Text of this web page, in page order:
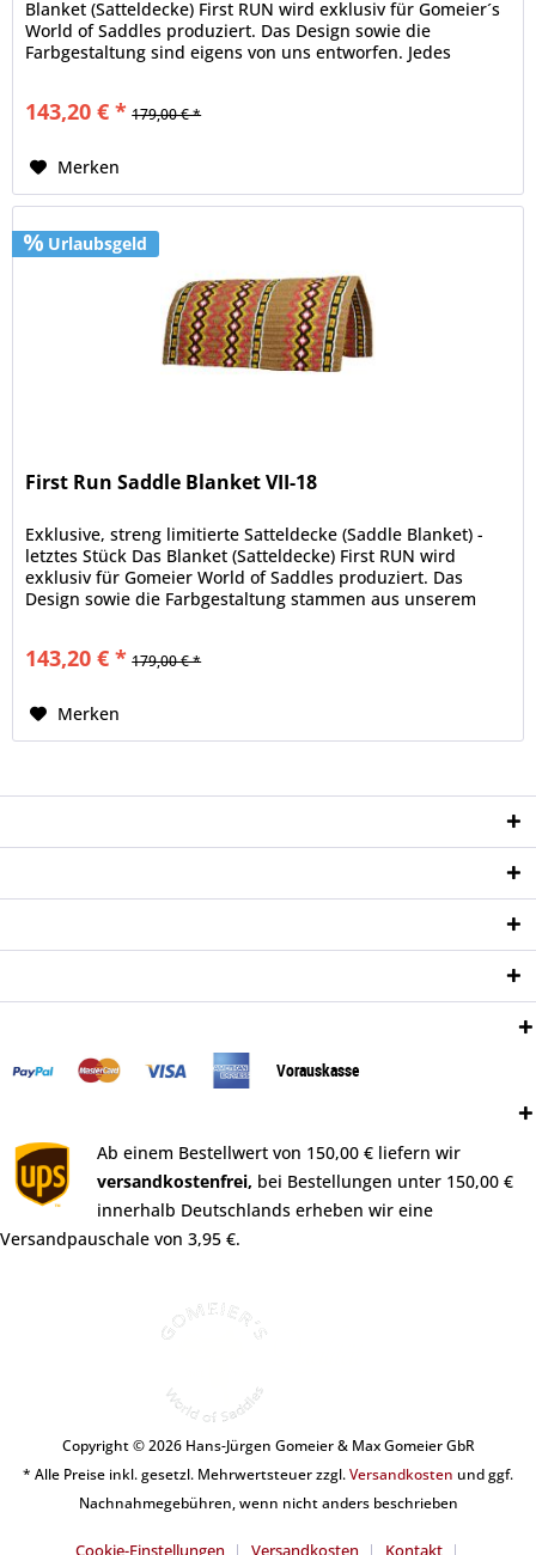
Blanket (Satteldecke) First RUN wird exklusiv für Gomeier´s
World of Saddles produziert. Das Design sowie die
Farbgestaltung sind eigens von uns entworfen. Jedes
143,20 € * 179,00 € *
Merken
Urlaubsgeld
First Run Saddle Blanket VII-18
Exklusive, streng limitierte Satteldecke (Saddle Blanket) -
letztes Stück Das Blanket (Satteldecke) First RUN wird
exklusiv für Gomeier World of Saddles produziert. Das
Design sowie die Farbgestaltung stammen aus unserem
143,20 € * 179,00 € *
Merken
Vorauskasse
Ab einem Bestellwert von 150,00 € liefern wir
versandkostenfrei, bei Bestellungen unter 150,00 €
innerhalb Deutschlands erheben wir eine
Versandpauschale von 3,95 €.
Copyright © 2026 Hans-Jürgen Gomeier & Max Gomeier GbR
* Alle Preise inkl. gesetzl. Mehrwertsteuer zzgl.Versandkosten und ggf.
Nachnahmegebühren, wenn nicht anders beschrieben
Cookie-Einstellungen Versandkosten Kontakt